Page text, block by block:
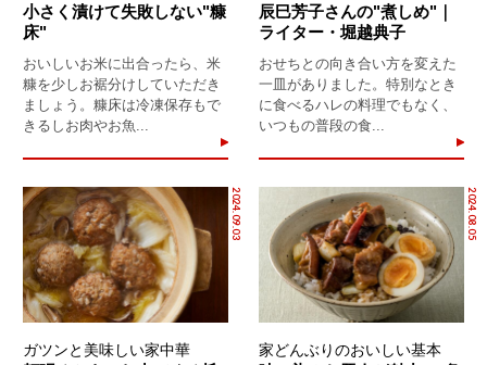
小さく漬けて失敗しない"糠
床"
おいしいお米に出合ったら、米
糠を少しお裾分けしていただき
ましょう。糠床は冷凍保存もで
きるしお肉やお魚...
辰巳芳子さんの"煮しめ"｜
ライター・堀越典子
おせちとの向き合い方を変えた
一皿がありました。特別なとき
に食べるハレの料理でもなく、
いつもの普段の食...
2024.09.03
ガツンと美味しい家中華
2024.08.05
家どんぶりのおいしい基本